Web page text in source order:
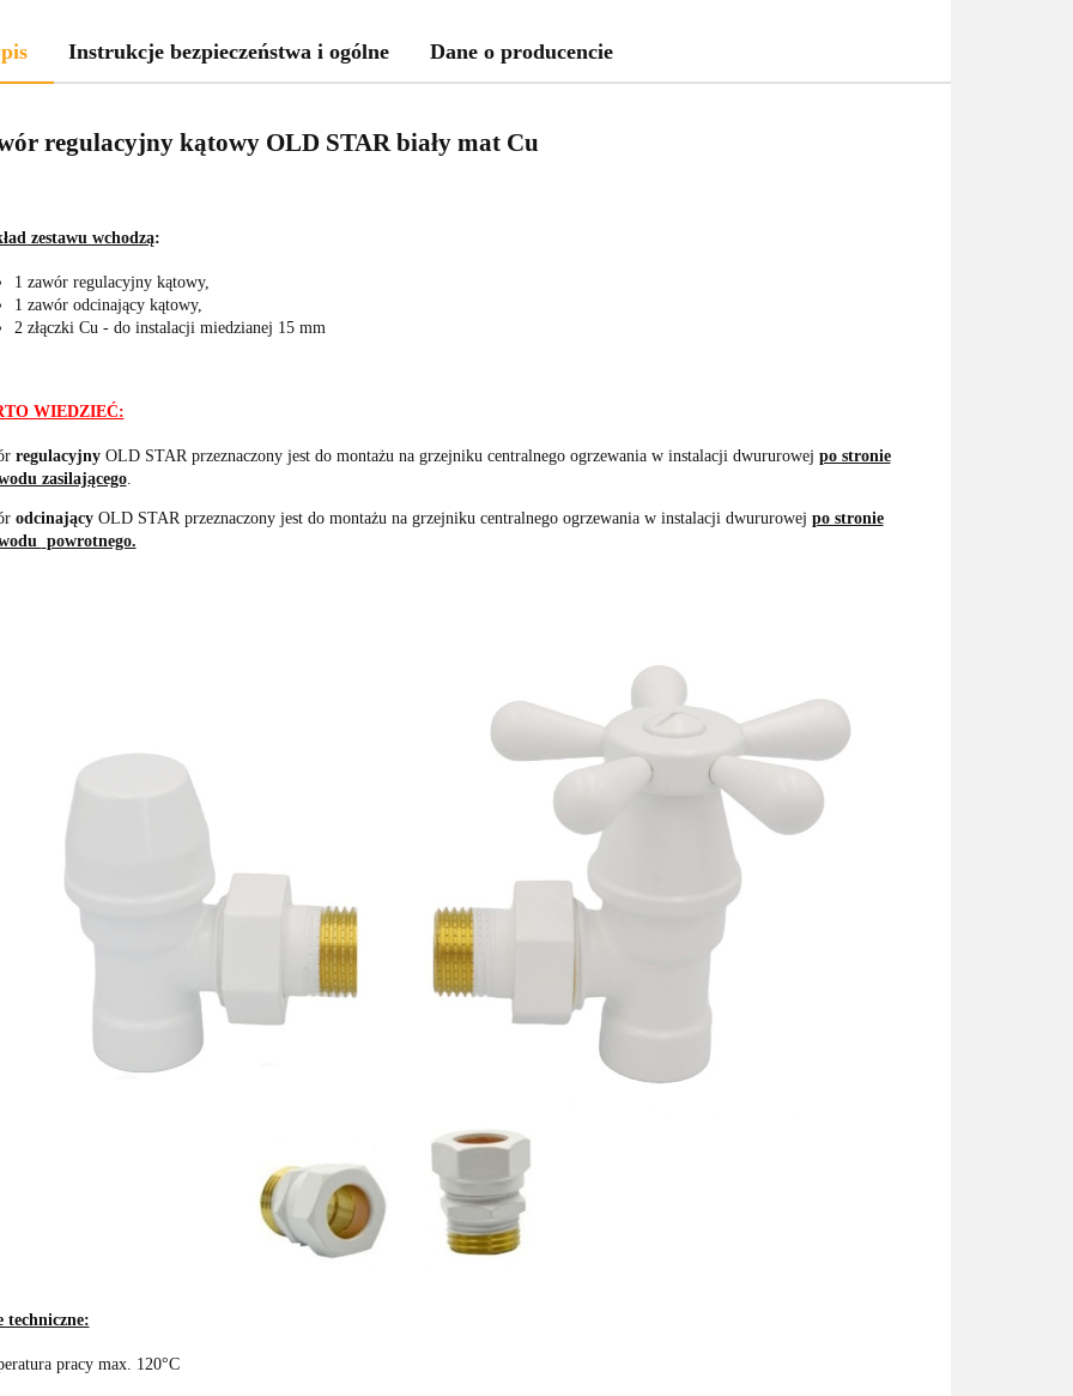
Instrukcje bezpieczeństwa i ogólne Dane o producencie
regulacyjny kątowy OLD STAR biały mat Cu
zestawu wchodzą:
1 zawór regulacyjny kątowy,
1 zawór odcinający kątowy,
2 złączki Cu - do instalacji miedzianej 15 mm
WIEDZIEĆ:
regulacyjnyOLD STAR przeznaczony jest do montażu na grzejniku centralnego ogrzewania w instalacji dwururowej po stronie
zasilającego.
odcinający OLD STAR przeznaczony jest do montażu na grzejniku centralnego ogrzewania w instalacji dwururowej po stronie
powrotnego.
techniczne:
pracy max. 120°C